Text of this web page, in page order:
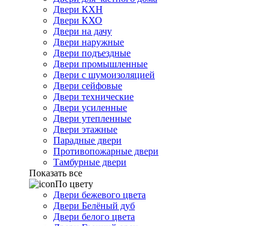
Двери КХН
Двери КХО
Двери на дачу
Двери наружные
Двери подъездные
Двери промышленные
Двери с шумоизоляцией
Двери сейфовые
Двери технические
Двери усиленные
Двери утепленные
Двери этажные
Парадные двери
Противопожарные двери
Тамбурные двери
Показать все
По цвету
Двери бежевого цвета
Двери Белёный дуб
Двери белого цвета